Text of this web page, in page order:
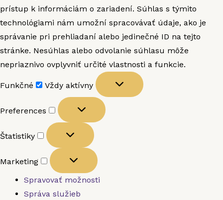
prístup k informáciám o zariadení. Súhlas s týmito
technológiami nám umožní spracovávať údaje, ako je
správanie pri prehliadaní alebo jedinečné ID na tejto
stránke. Nesúhlas alebo odvolanie súhlasu môže
nepriaznivo ovplyvniť určité vlastnosti a funkcie.
Funkčné Vždy aktívny
Preferences
Štatistiky
Marketing
Spravovať možnosti
Správa služieb